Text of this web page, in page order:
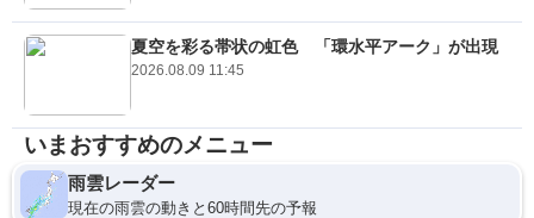
夏空を彩る帯状の虹色 「環水平アーク」が出現
2026.08.09 11:45
いまおすすめのメニュー
雨雲レーダー
現在の雨雲の動きと60時間先の予報